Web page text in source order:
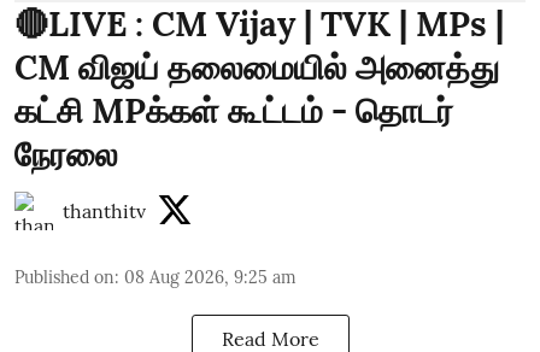
🔴LIVE : CM Vijay | TVK | MPs |
CM விஜய் தலைமையில் அனைத்து
கட்சி MPக்கள் கூட்டம் - தொடர்
நேரலை
thanthitv
Published on: 08 Aug 2026, 9:25 am
Read More